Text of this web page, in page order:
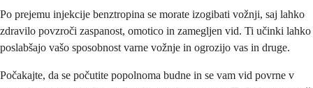
Po prejemu injekcije benztropina se morate izogibati vožnji, saj lahko
zdravilo povzroči zaspanost, omotico in zamegljen vid. Ti učinki lahko
poslabšajo vašo sposobnost varne vožnje in ogrozijo vas in druge.
Počakajte, da se počutite popolnoma budne in se vam vid povrne v